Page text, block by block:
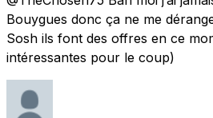
Bouygues donc ça ne me
Sosh ils font des offres en ce
intéressantes pour le coup)